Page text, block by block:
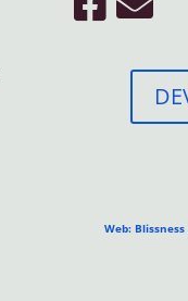
Web: